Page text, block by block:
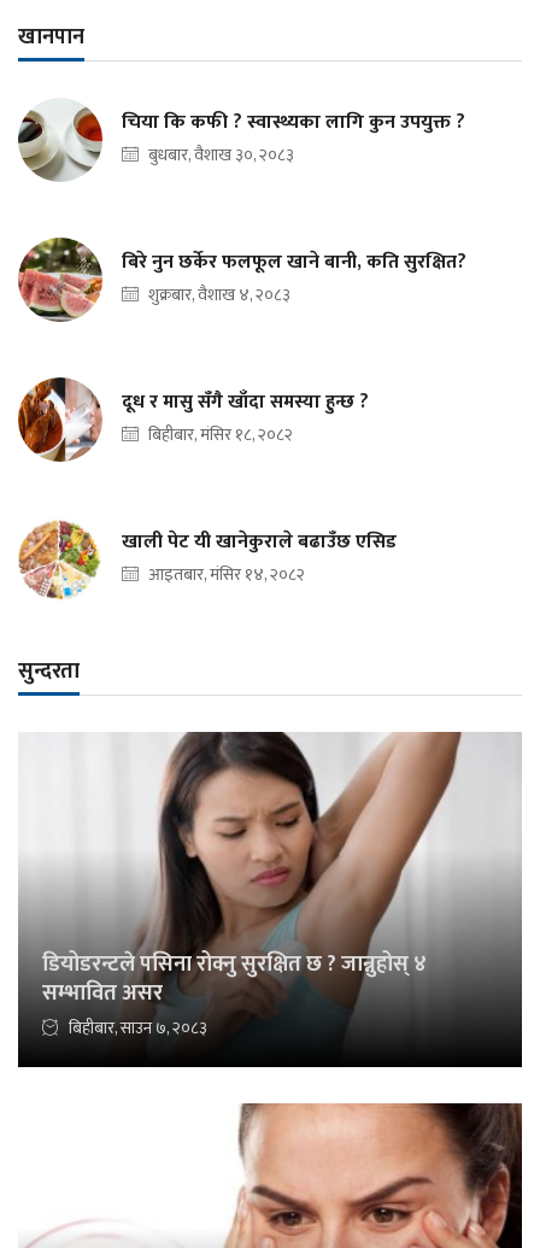
खानपान
चिया कि कफी ? स्वास्थ्यका लागि कुन उपयुक्त ?
बुधबार, वैशाख ३०, २०८३
बिरे नुन छर्केर फलफूल खाने बानी, कति सुरक्षित?
शुक्रबार, वैशाख ४, २०८३
दूध र मासु सँगै खाँदा समस्या हुन्छ ?
बिहीबार, मंसिर १८, २०८२
खाली पेट यी खानेकुराले बढाउँछ एसिड
आइतबार, मंसिर १४, २०८२
सुन्दरता
डियोडरन्टले पसिना रोक्नु सुरक्षित छ ? जान्नुहोस् ४
सम्भावित असर
बिहीबार, साउन ७, २०८३